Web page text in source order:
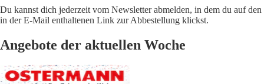
Du kannst dich jederzeit vom Newsletter abmelden, in dem du auf den
in der E-Mail enthaltenen Link zur Abbestellung klickst.
Angebote der aktuellen Woche